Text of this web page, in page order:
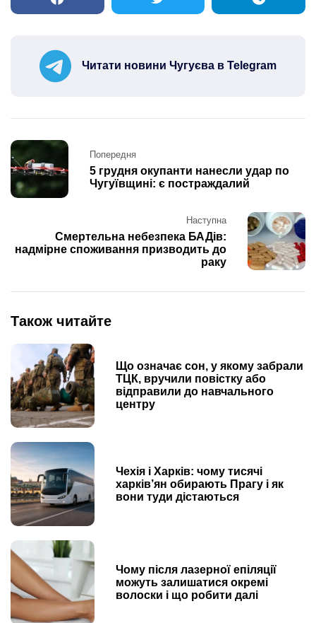
Читати новини Чугуєва в Telegram
Post
navigation
Попередня
5 грудня окупанти нанесли удар по
Чугуївщині: є постраждалий
Наступна
Смертельна небезпека БАДів:
надмірне споживання призводить до
раку
Також читайте
Що означає сон, у якому забрали
ТЦК, вручили повістку або
відправили до навчального
центру
Чехія і Харків: чому тисячі
харків’ян обирають Прагу і як
вони туди дістаються
Чому після лазерної епіляції
можуть залишатися окремі
волоски і що робити далі